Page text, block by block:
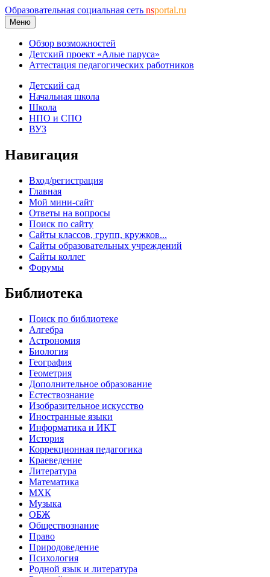
Образовательная социальная сеть nsportal.ru
Меню
Обзор возможностей
Детский проект «Алые паруса»
Аттестация педагогических работников
Детский сад
Начальная школа
Школа
НПО и СПО
ВУЗ
Навигация
Вход/регистрация
Главная
Мой мини-сайт
Ответы на вопросы
Поиск по сайту
Сайты классов, групп, кружков...
Сайты образовательных учреждений
Сайты коллег
Форумы
Библиотека
Поиск по библиотеке
Алгебра
Астрономия
Биология
География
Геометрия
Дополнительное образование
Естествознание
Изобразительное искусство
Иностранные языки
Информатика и ИКТ
История
Коррекционная педагогика
Краеведение
Литература
Математика
МХК
Музыка
ОБЖ
Обществознание
Право
Природоведение
Психология
Родной язык и литература